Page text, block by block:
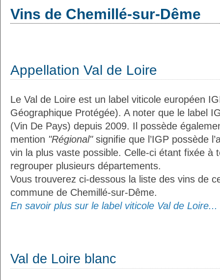
Vins de Chemillé-sur-Dême
Appellation Val de Loire
Le Val de Loire est un label viticole européen
Géographique Protégée). A noter que le label
(Vin De Pays) depuis 2009. Il possède
mention "Régional"signifie que l’IGP possède
vin la plus vaste possible. Celle-ci étant fixée à
regrouper plusieurs départements.
Vous trouverez ci-dessous la liste des vins de
commune de Chemillé-sur-Dême.
En savoir plus sur le label viticole Val de Loire...
Val de Loire blanc